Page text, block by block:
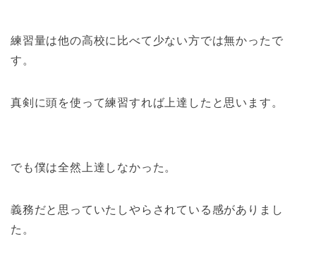
練習量は他の高校に比べて少ない方では無かったで
す。
真剣に頭を使って練習すれば上達したと思います。
でも僕は全然上達しなかった。
義務だと思っていたしやらされている感がありまし
た。